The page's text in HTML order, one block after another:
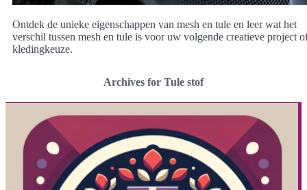
Ontdek de unieke eigenschappen van mesh en tule en leer wat het
verschil tussen mesh en tule is voor uw volgende creatieve project
kledingkeuze.
Archives for Tule stof